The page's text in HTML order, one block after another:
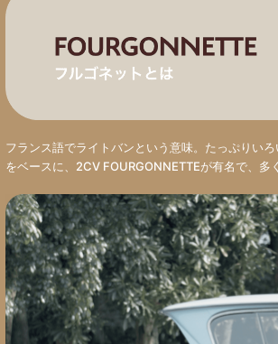
フランス語でライトバンという意味。たっぷりい
をベースに、2CV FOURGONNETTEが有名で、多